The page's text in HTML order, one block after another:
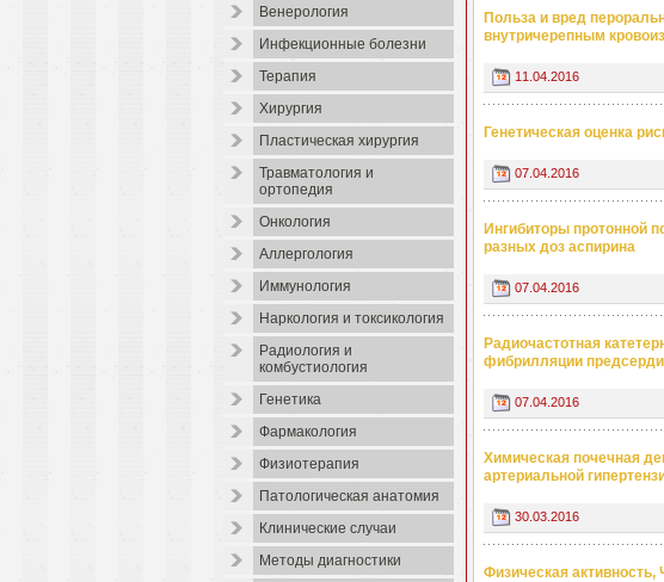
Венерология
Инфекционные болезни
Терапия
Хирургия
Пластическая хирургия
Травматология и
ортопедия
Онкология
Аллергология
Иммунология
Наркология и токсикология
Радиология и
комбустиология
Генетика
Фармакология
Физиотерапия
Патологическая анатомия
Клинические случаи
Методы диагностики
Польза и вред
внутричерепным
11.04.2016
Генетическая оценка
07.04.2016
Ингибиторы протонной
разных доз аспирина
07.04.2016
Радиочастотная
фибрилляции
07.04.2016
Химическая почечная
артериальной
30.03.2016
Физическая